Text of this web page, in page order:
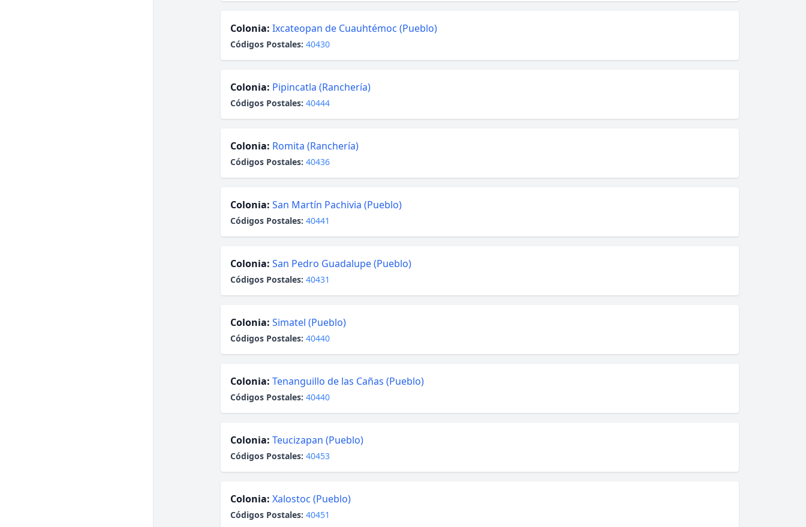
Colonia: Ixcateopan de Cuauhtémoc (Pueblo)
Códigos Postales: 40430
Colonia: Pipincatla (Ranchería)
Códigos Postales: 40444
Colonia: Romita (Ranchería)
Códigos Postales: 40436
Colonia: San Martín Pachivia (Pueblo)
Códigos Postales: 40441
Colonia: San Pedro Guadalupe (Pueblo)
Códigos Postales: 40431
Colonia: Simatel (Pueblo)
Códigos Postales: 40440
Colonia: Tenanguillo de las Cañas (Pueblo)
Códigos Postales: 40440
Colonia: Teucizapan (Pueblo)
Códigos Postales: 40453
Colonia: Xalostoc (Pueblo)
Códigos Postales: 40451